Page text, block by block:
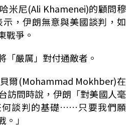
米尼(Ali Khamenei)的顧問穆
，伊朗無意與美國談判，如
戰爭。
「嚴厲」對付通敵者。
爾(Mohammad Mokhber)在
訪問時說，伊朗「對美國人毫
何談判的基礎……只要我們願
」